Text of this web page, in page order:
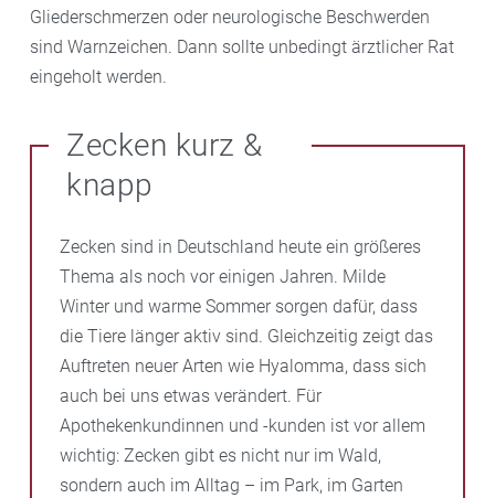
Gliederschmerzen oder neurologische Beschwerden
sind Warnzeichen. Dann sollte unbedingt ärztlicher Rat
eingeholt werden.
Zecken kurz &
knapp
Zecken sind in Deutschland heute ein größeres
Thema als noch vor einigen Jahren. Milde
Winter und warme Sommer sorgen dafür, dass
die Tiere länger aktiv sind. Gleichzeitig zeigt das
Auftreten neuer Arten wie Hyalomma, dass sich
auch bei uns etwas verändert. Für
Apothekenkundinnen und -kunden ist vor allem
wichtig: Zecken gibt es nicht nur im Wald,
sondern auch im Alltag – im Park, im Garten